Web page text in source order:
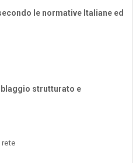
le normative Italiane ed
strutturato e